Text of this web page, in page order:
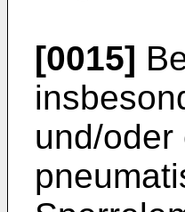
[0015]
und/